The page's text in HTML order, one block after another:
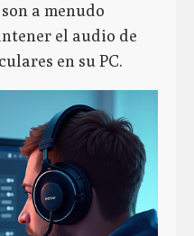
a menudo
el audio de
en su PC.